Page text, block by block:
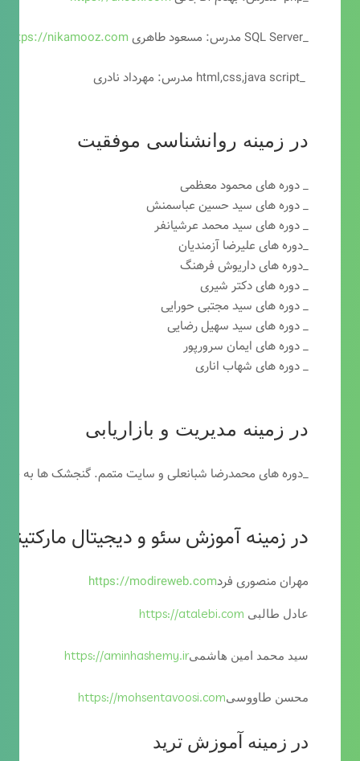
_SQL Server مدرس: مسعود طاهری
https://nikamooz.com
_html,css,java script مدرس: مهرداد نادری
در زمینه روانشناسی موفقیت
_ دوره های محمود معظمی
_ دوره های سید حسین عباسمنش
_ دوره های سید محمد عرشیانفر
_دوره های علیرضا آزمندیان
_دوره های داریوش فرهنگ
_ دوره های دکتر شیری
_ دوره های سید مجتبی حورایی
_ دوره های سید سهیل رضایی
_ دوره های ایمان سرورپور
_ دوره های شهاب اناری
در زمینه مدیریت و بازاریابی
_دوره های محمدرضا شبانعلی و سایت متمم. گنجشک ها به
در زمینه آموزش سئو و دیجیتال
مهران منصوری فردhttps://modireweb.com
عادل طالبی https://atalebi.com
سید محمد امین هاشمیhttps://aminhashemy.ir
محسن طاووسیhttps://mohsentavoosi.com
در زمینه آموزش ترید